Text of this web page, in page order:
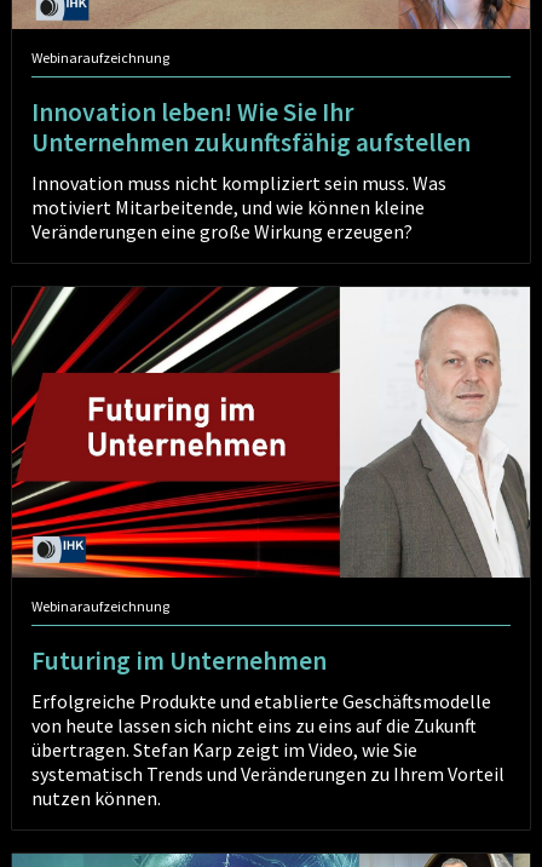
Webinaraufzeichnung
Innovation leben! Wie Sie Ihr
Unternehmen zukunftsfähig aufstellen
Innovation muss nicht kompliziert sein muss. Was
motiviert Mitarbeitende, und wie können kleine
Veränderungen eine große Wirkung erzeugen?
Webinaraufzeichnung
Futuring im Unternehmen
Erfolgreiche Produkte und etablierte Geschäftsmodelle
von heute lassen sich nicht eins zu eins auf die Zukunft
übertragen. Stefan Karp zeigt im Video, wie Sie
systematisch Trends und Veränderungen zu Ihrem Vorteil
nutzen können.
Futuring
im
Unternehmen